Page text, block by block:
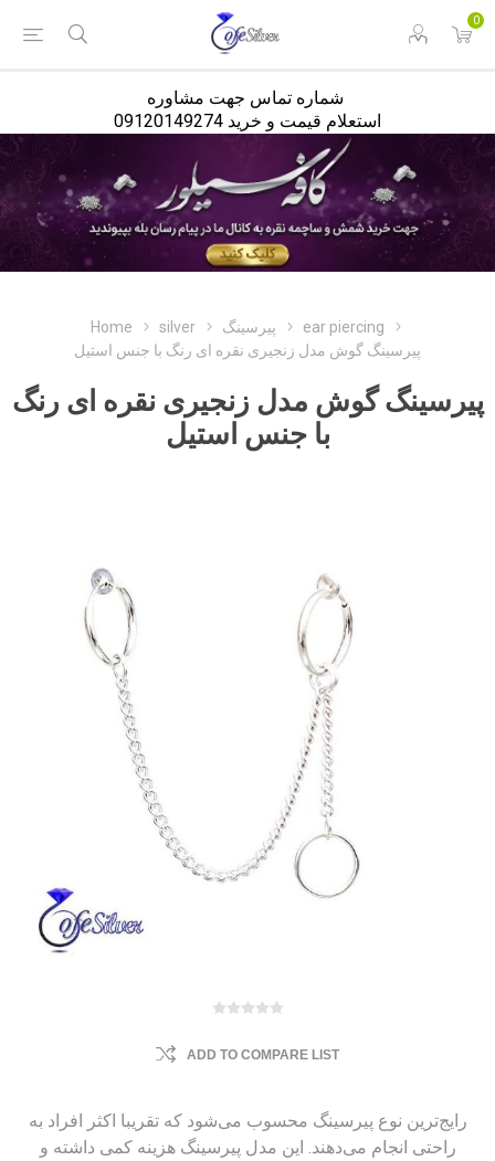
0
استعلام قیمت و خرید 09120149274
Home silver پیرسینگ
ear piercing
پیرسینگ گوش مدل زنجیری نقره ای رنگ با جنس استیل
پیرسینگ گوش مدل زنجیری نقره ای رنگ
با جنس استیل
ADD TO COMPARE LIST
رایج‌ترین نوع پیرسینگ محسوب می‌شود که تقریبا اکثر افراد به
راحتی انجام می‌دهند. این مدل پیرسینگ هزینه کمی داشته و